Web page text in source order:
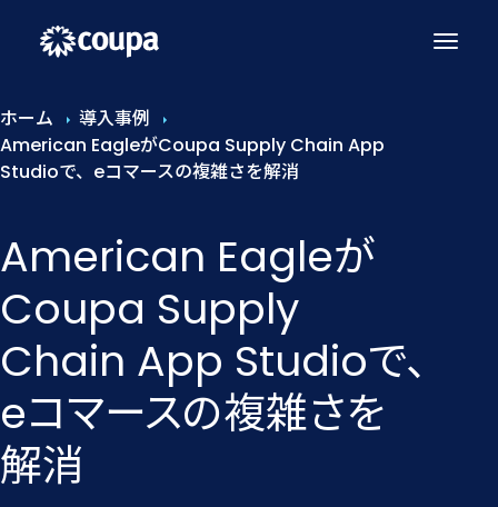
ホーム
導入事例
American EagleがCoupa Supply Chain App
Studioで、eコマースの複雑さを解消
American Eagleが​
Coupa Supply
Chain App Studioで、​
eコマースの​複雑さを​
解消